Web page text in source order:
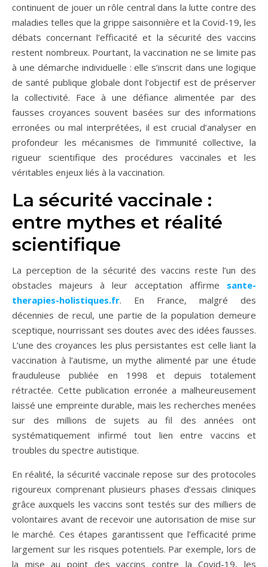
continuent de jouer un rôle central dans la lutte contre des
maladies telles que la grippe saisonnière et la Covid-19, les
débats concernant l’efficacité et la sécurité des vaccins
restent nombreux. Pourtant, la vaccination ne se limite pas
à une démarche individuelle : elle s’inscrit dans une logique
de santé publique globale dont l’objectif est de préserver
la collectivité. Face à une défiance alimentée par des
fausses croyances souvent basées sur des informations
erronées ou mal interprétées, il est crucial d’analyser en
profondeur les mécanismes de l’immunité collective, la
rigueur scientifique des procédures vaccinales et les
véritables enjeux liés à la vaccination.
La sécurité vaccinale :
entre mythes et réalité
scientifique
La perception de la sécurité des vaccins reste l’un des
obstacles majeurs à leur acceptation affirme sante-
therapies-holistiques.fr. En France, malgré des
décennies de recul, une partie de la population demeure
sceptique, nourrissant ses doutes avec des idées fausses.
L’une des croyances les plus persistantes est celle liant la
vaccination à l’autisme, un mythe alimenté par une étude
frauduleuse publiée en 1998 et depuis totalement
rétractée. Cette publication erronée a malheureusement
laissé une empreinte durable, mais les recherches menées
sur des millions de sujets au fil des années ont
systématiquement infirmé tout lien entre vaccins et
troubles du spectre autistique.
En réalité, la sécurité vaccinale repose sur des protocoles
rigoureux comprenant plusieurs phases d’essais cliniques
grâce auxquels les vaccins sont testés sur des milliers de
volontaires avant de recevoir une autorisation de mise sur
le marché. Ces étapes garantissent que l’efficacité prime
largement sur les risques potentiels. Par exemple, lors de
la mise au point des vaccins contre la Covid-19, les